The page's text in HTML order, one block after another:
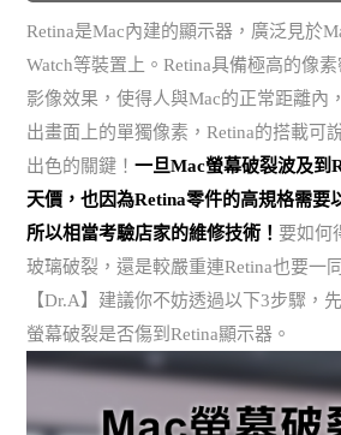
Retina是Mac內建的顯示器，廣泛見於
Watch等裝置上。Retina具備極高的像
影像效果，使得人與Mac的正常距離內
出畫面上的單獨像素，Retina的搭載可
出色的關鍵！一旦Mac螢幕破裂波及到
天價，也因為Retina零件的高規格需要
所以相當考驗店家的維修技術！ 要如何
玻璃破裂，還是較嚴重連Retina也要一
【Dr.A】建議你不妨透過以下3步驟，
螢幕破裂是否傷到Retina顯示器。